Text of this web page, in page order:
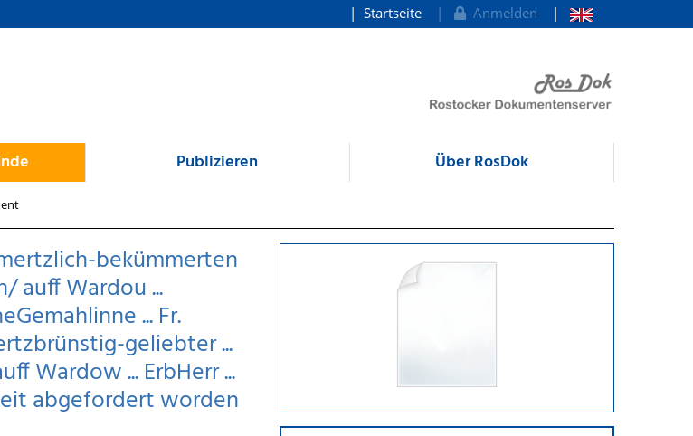
Startseite Anmelden
Publizieren Über RosDok
bekümmerten
auff Wardou ...
... Fr.
geliebter ...
Wardow ... ErbHerr ...
abgefordert worden